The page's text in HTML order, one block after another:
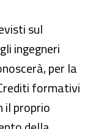
sul
ingegneri
per la
formativi
il proprio